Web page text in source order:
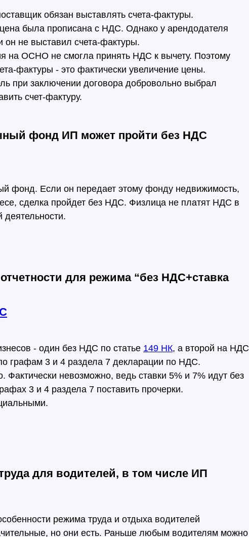
обязан выставлять счета-фактуры.
была прописана с НДС. Однако у арендодателя
не выставил счета-фактуры.
на ОСНО не смогла принять НДС к вычету. Поэтому
фактуры - это фактически увеличение цены.
при заключении договора добровольно выбрал
счет-фактуру.
фонд ИП может пройти без НДС
фонд. Если он передает этому фонду недвижимость,
сделка пройдет без НДС. Физлица не платят НДС в
деятельности.
для режима “без НДС+ставка
- один без НДС по статье 149 НК, а второй на НДС
графам 3 и 4 раздела 7 декларации по НДС.
Фактически невозможно, ведь ставки 5% и 7% идут без
3 и 4 раздела 7 поставить прочерки.
для водителей, в том числе ИП
режима труда и отдыха водителей
но они есть. Раньше любым водителям можно